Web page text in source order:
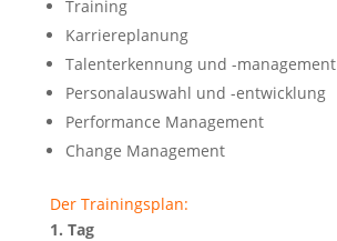
Training
Karriereplanung
Talenterkennung und -management
Personalauswahl und -entwicklung
Performance Management
Change Management
Der Trainingsplan:
1. Tag